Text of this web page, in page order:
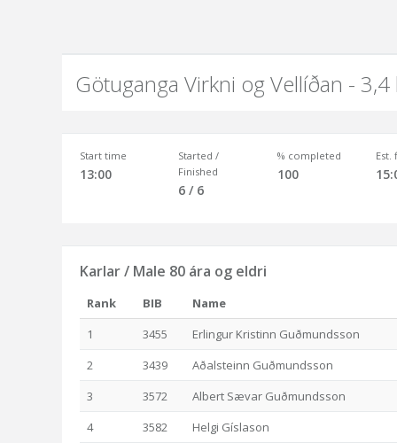
Götuganga Virkni og Vellíðan - 3,4
Start time
13:00
Started /
Finished
6 / 6
% completed
100
Est.
Karlar / Male 80 ára og eldri
Rank BIB
Name
1
3455
Erlingur Kristinn Guðmundsson
2
3439
Aðalsteinn Guðmundsson
3
3572
Albert Sævar Guðmundsson
4
3582
Helgi Gíslason